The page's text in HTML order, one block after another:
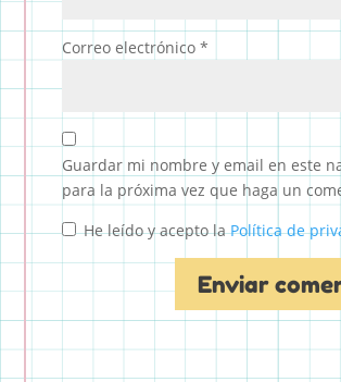
Correo electrónico *
Guardar mi nombre y email en este
para la próxima vez que haga un
He leído y acepto laPolítica de